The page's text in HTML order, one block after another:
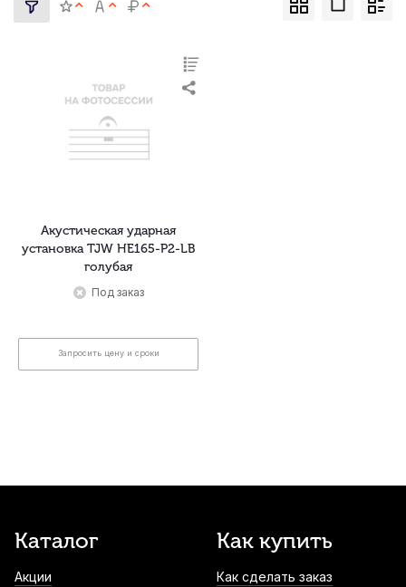
Акустическая ударная
установка TJW HE165-P2-LB
голубая
Под заказ
Запросить цену и сроки
Каталог
Акции
Как купить
Как сделать заказ